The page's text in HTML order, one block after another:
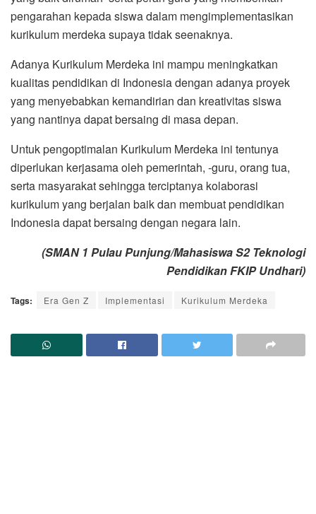
pengarahan kepada siswa dalam mengimplementasikan
kurikulum merdeka supaya tidak seenaknya.
Adanya Kurikulum Merdeka ini mampu meningkatkan
kualitas pendidikan di Indonesia dengan adanya proyek
yang menyebabkan kemandirian dan kreativitas siswa
yang nantinya dapat bersaing di masa depan.
Untuk pengoptimalan Kurikulum Merdeka ini tentunya
diperlukan kerjasama oleh pemerintah, -guru, orang tua,
serta masyarakat sehingga terciptanya kolaborasi
kurikulum yang berjalan baik dan membuat pendidikan
Indonesia dapat bersaing dengan negara lain.
(SMAN 1 Pulau Punjung/Mahasiswa S2 Teknologi
Pendidikan FKIP Undhari)
Tags: Era Gen Z Implementasi Kurikulum Merdeka